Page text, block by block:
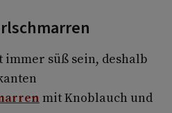
süß sein, deshalb
mit Knoblauch und